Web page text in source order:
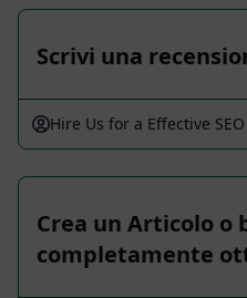
Scrivi una
Hire Us for a Effective
Crea un Articolo o
completamente